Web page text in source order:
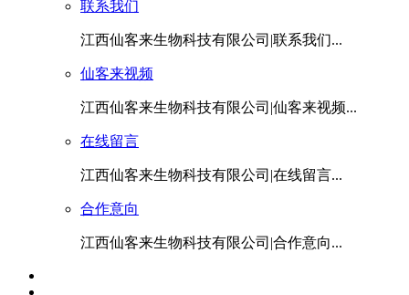
联系我们
江西仙客来生物科技有限公司|联系我们...
仙客来视频
江西仙客来生物科技有限公司|仙客来视频...
在线留言
江西仙客来生物科技有限公司|在线留言...
合作意向
江西仙客来生物科技有限公司|合作意向...